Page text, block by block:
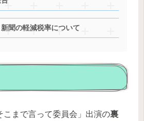
聞の軽減税率について
こまで言って委員会」出演の裏